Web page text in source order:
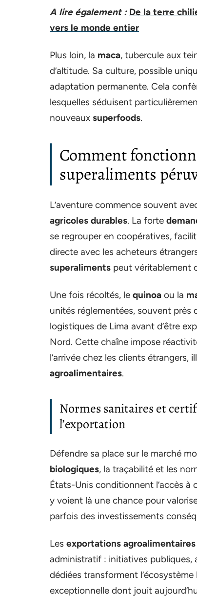
A lire également : De la terre
vers le monde entier
Plus loin, la maca, tubercule aux
d’altitude. Sa culture, possible
adaptation permanente. Cela
lesquelles séduisent
nouveaux superfoods.
Comment
superaliments
L’aventure commence souvent
agricoles durables. La forte
se regrouper en coopératives,
directe avec les acheteurs
superaliments peut véritablement
Une fois récoltés, le quinoa ou la
unités réglementées, souvent près
logistiques de Lima avant d’être
Nord. Cette chaîne impose
l’arrivée chez les clients
agroalimentaires.
Normes sanitaires et
l’exportation
Défendre sa place sur le marché
biologiques, la traçabilité et les
États-Unis conditionnent l’accès à
y voient là une chance pour
parfois des investissements
Les exportations agroalimentaires
administratif : initiatives publiques,
dédiées transforment
exceptionnelle dont jouit